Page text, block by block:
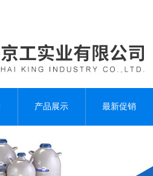
产品展示 最新促销